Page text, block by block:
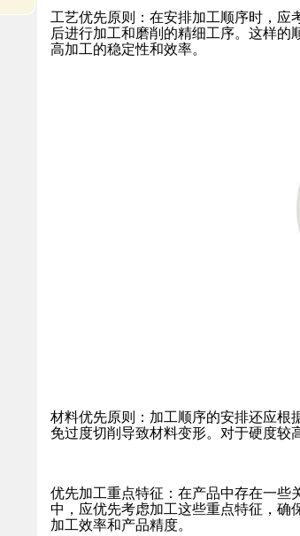
工艺优先原则：在安排加工顺序时，
后进行加工和磨削的精细工序。这样
高加工的稳定性和效率。
材料优先原则：加工顺序的安排还应根
免过度切削导致材料变形。对于硬度较
优先加工重点特征：在产品中存在一
中，应优先考虑加工这些重点特征，确
加工效率和产品精度。